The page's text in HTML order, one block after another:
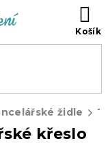
židle
křeslo